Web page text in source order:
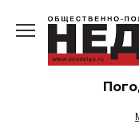
содержанию